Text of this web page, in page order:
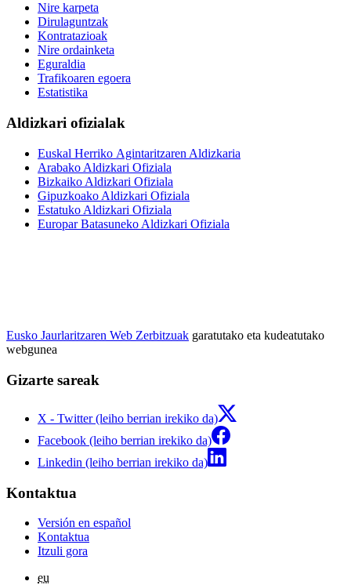
Nire karpeta
Dirulaguntzak
Kontratazioak
Nire ordainketa
Eguraldia
Trafikoaren egoera
Estatistika
Aldizkari ofizialak
Euskal Herriko Agintaritzaren Aldizkaria
Arabako Aldizkari Ofiziala
Bizkaiko Aldizkari Ofiziala
Gipuzkoako Aldizkari Ofiziala
Estatuko Aldizkari Ofiziala
Europar Batasuneko Aldizkari Ofiziala
Eusko Jaurlaritzaren Web Zerbitzuak garatutako eta kudeatutako
webgunea
Gizarte sareak
X - Twitter (leiho berrian irekiko da)
Facebook (leiho berrian irekiko da)
Linkedin (leiho berrian irekiko da)
Kontaktua
Versión en español
Kontaktua
Itzuli gora
eu